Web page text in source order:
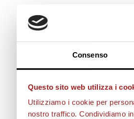
Consenso
Questo sito web utilizza i
Utilizziamo i cookie per
nostro traffico. Condividiamo